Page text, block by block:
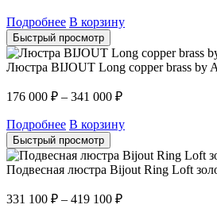
Подробнее В корзину
Быстрый просмотр
Люстра BIJOUT Long copper brass by
176 000 ₽ – 341 000 ₽
Подробнее В корзину
Быстрый просмотр
Подвесная люстра Bijout Ring Loft
331 100 ₽ – 419 100 ₽